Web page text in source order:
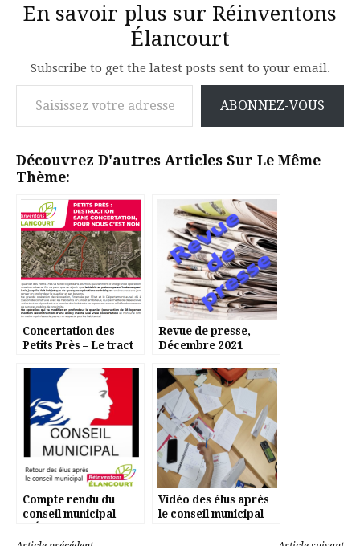
En savoir plus sur Réinventons
Élancourt
Subscribe to get the latest posts sent to your email.
Saisissez votre adresse e-mail…
ABONNEZ-VOUS
Découvrez D'autres Articles Sur Le Même
Thème:
Concertation des
Petits Près – Le tract
Revue de presse,
Décembre 2021
Compte rendu du
conseil municipal
février 2021
Vidéo des élus après
le conseil municipal